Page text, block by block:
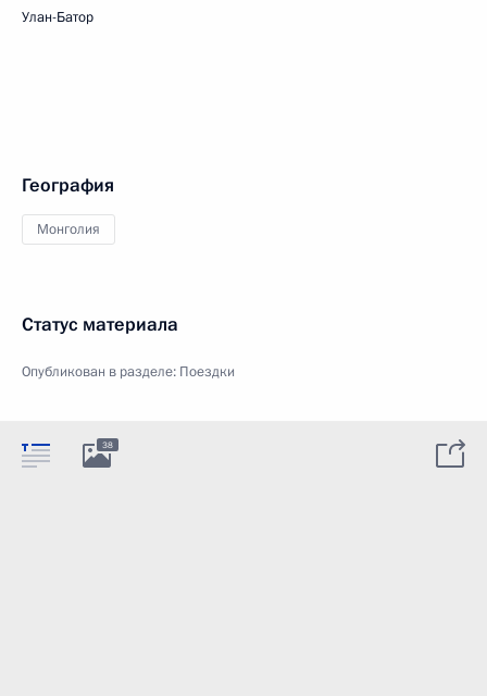
Улан-Батор
География
Монголия
Статус материала
Опубликован в разделе: Поездки
38